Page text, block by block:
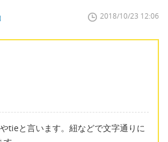
2018/10/23 12:06
tieと言います。紐などで文字通りに